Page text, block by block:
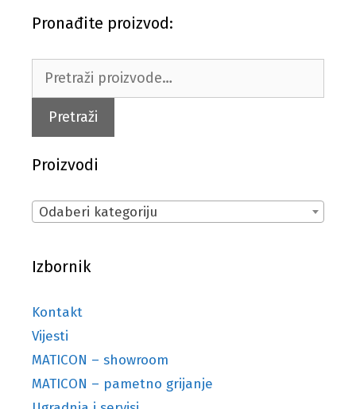
Pronađite proizvod:
Pretraži
Proizvodi
Odaberi kategoriju
Izbornik
Kontakt
Vijesti
MATICON – showroom
MATICON – pametno grijanje